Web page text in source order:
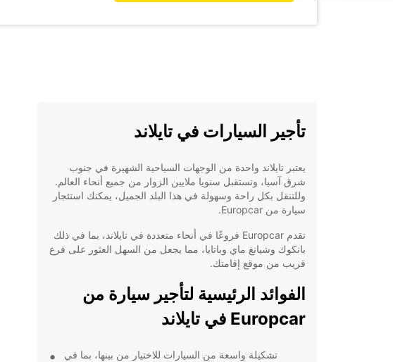
تأجير السيارات في تايلاند
يعتبر تايلاند واحدة من الوجهات السياحية الشهيرة في جنوب
شرق آسيا، وتستقبل سنويا ملايين الزوار من جميع أنحاء العالم.
وللتنقل بكل راحة وسهولة في هذا البلد الجميل، يمكنك استئجار
سيارة من Europcar.
تقدم Europcar فروعًا في أنحاء متعددة في تايلاند، بما في ذلك
بانكوك وشيانغ ماي وباتايا، مما يجعل من السهل العثور على فرع
قريب من موقع إقامتك.
الفوائد الرئيسية لتأجير سيارة من
Europcar في تايلاند
تشكيلة واسعة من السيارات للاختيار من بينها، بما في